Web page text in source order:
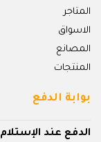
المتاجر
الاسواق
المصانع
المنتجات
بوابة الدفع
الدفع عند الإستلام